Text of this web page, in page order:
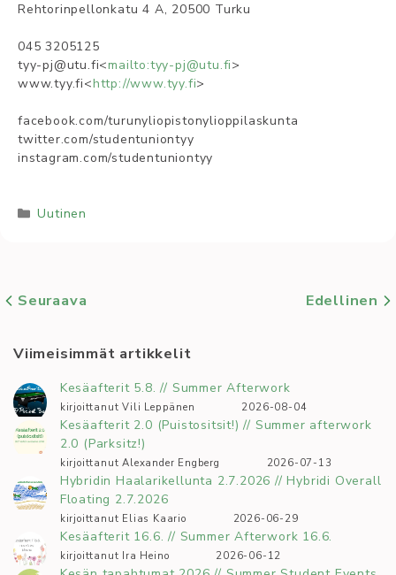
Rehtorinpellonkatu 4 A, 20500 Turku
045 3205125
tyy-pj@utu.fi<mailto:tyy-pj@utu.fi>
www.tyy.fi<http://www.tyy.fi>
facebook.com/turunyliopistonylioppilaskunta
twitter.com/studentuniontyy
instagram.com/studentuniontyy
Kategoriat
Uutinen
Seuraava Edellinen
Viimeisimmät artikkelit
Kesäafterit 5.8. // Summer Afterwork
kirjoittanut Vili Leppänen 2026-08-04
Kesäafterit 2.0 (Puistositsit!) // Summer afterwork
2.0 (Parksitz!)
kirjoittanut Alexander Engberg 2026-07-13
Hybridin Haalarikellunta 2.7.2026 // Hybridi Overall
Floating 2.7.2026
kirjoittanut Elias Kaario 2026-06-29
Kesäafterit 16.6. // Summer Afterwork 16.6.
kirjoittanut Ira Heino 2026-06-12